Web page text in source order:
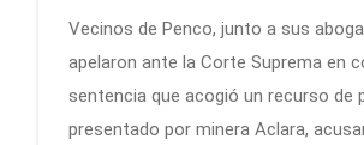
Vecinos de Penco, junto a sus
apelaron ante la Corte Suprema en
sentencia que acogió un recurso de
presentado por minera Aclara,